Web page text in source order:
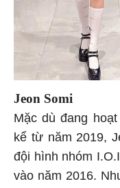
Jeon Somi
Mặc dù đang
kể từ năm 2019,
đội hình nhóm
vào năm 2016.